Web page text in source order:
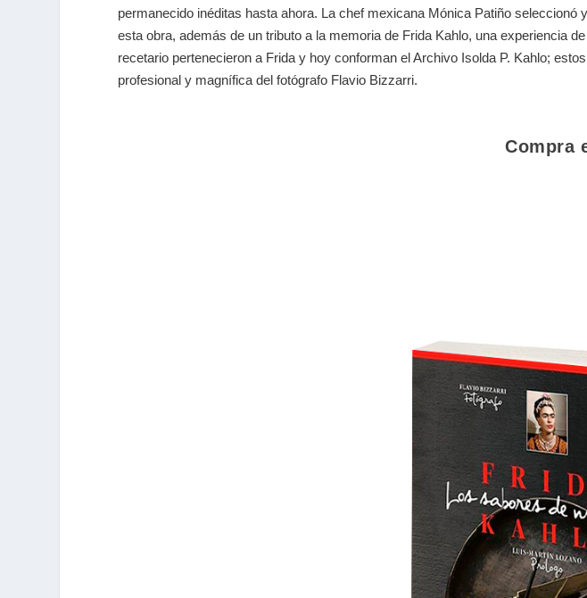
permanecido inéditas hasta ahora. La chef mexicana Mónica Patiño
esta obra, además de un tributo a la memoria de Frida Kahlo, una experiencia
recetario pertenecieron a Frida y hoy conforman el Archivo Isolda P. Kahlo;
profesional y magnífica del fotógrafo Flavio Bizzarri.
Compra